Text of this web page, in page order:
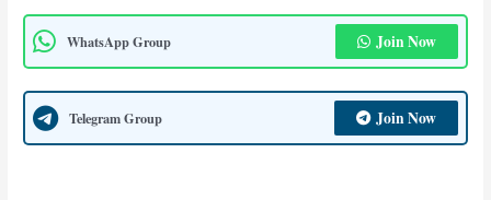
WhatsApp Group Join Now
Telegram Group Join Now